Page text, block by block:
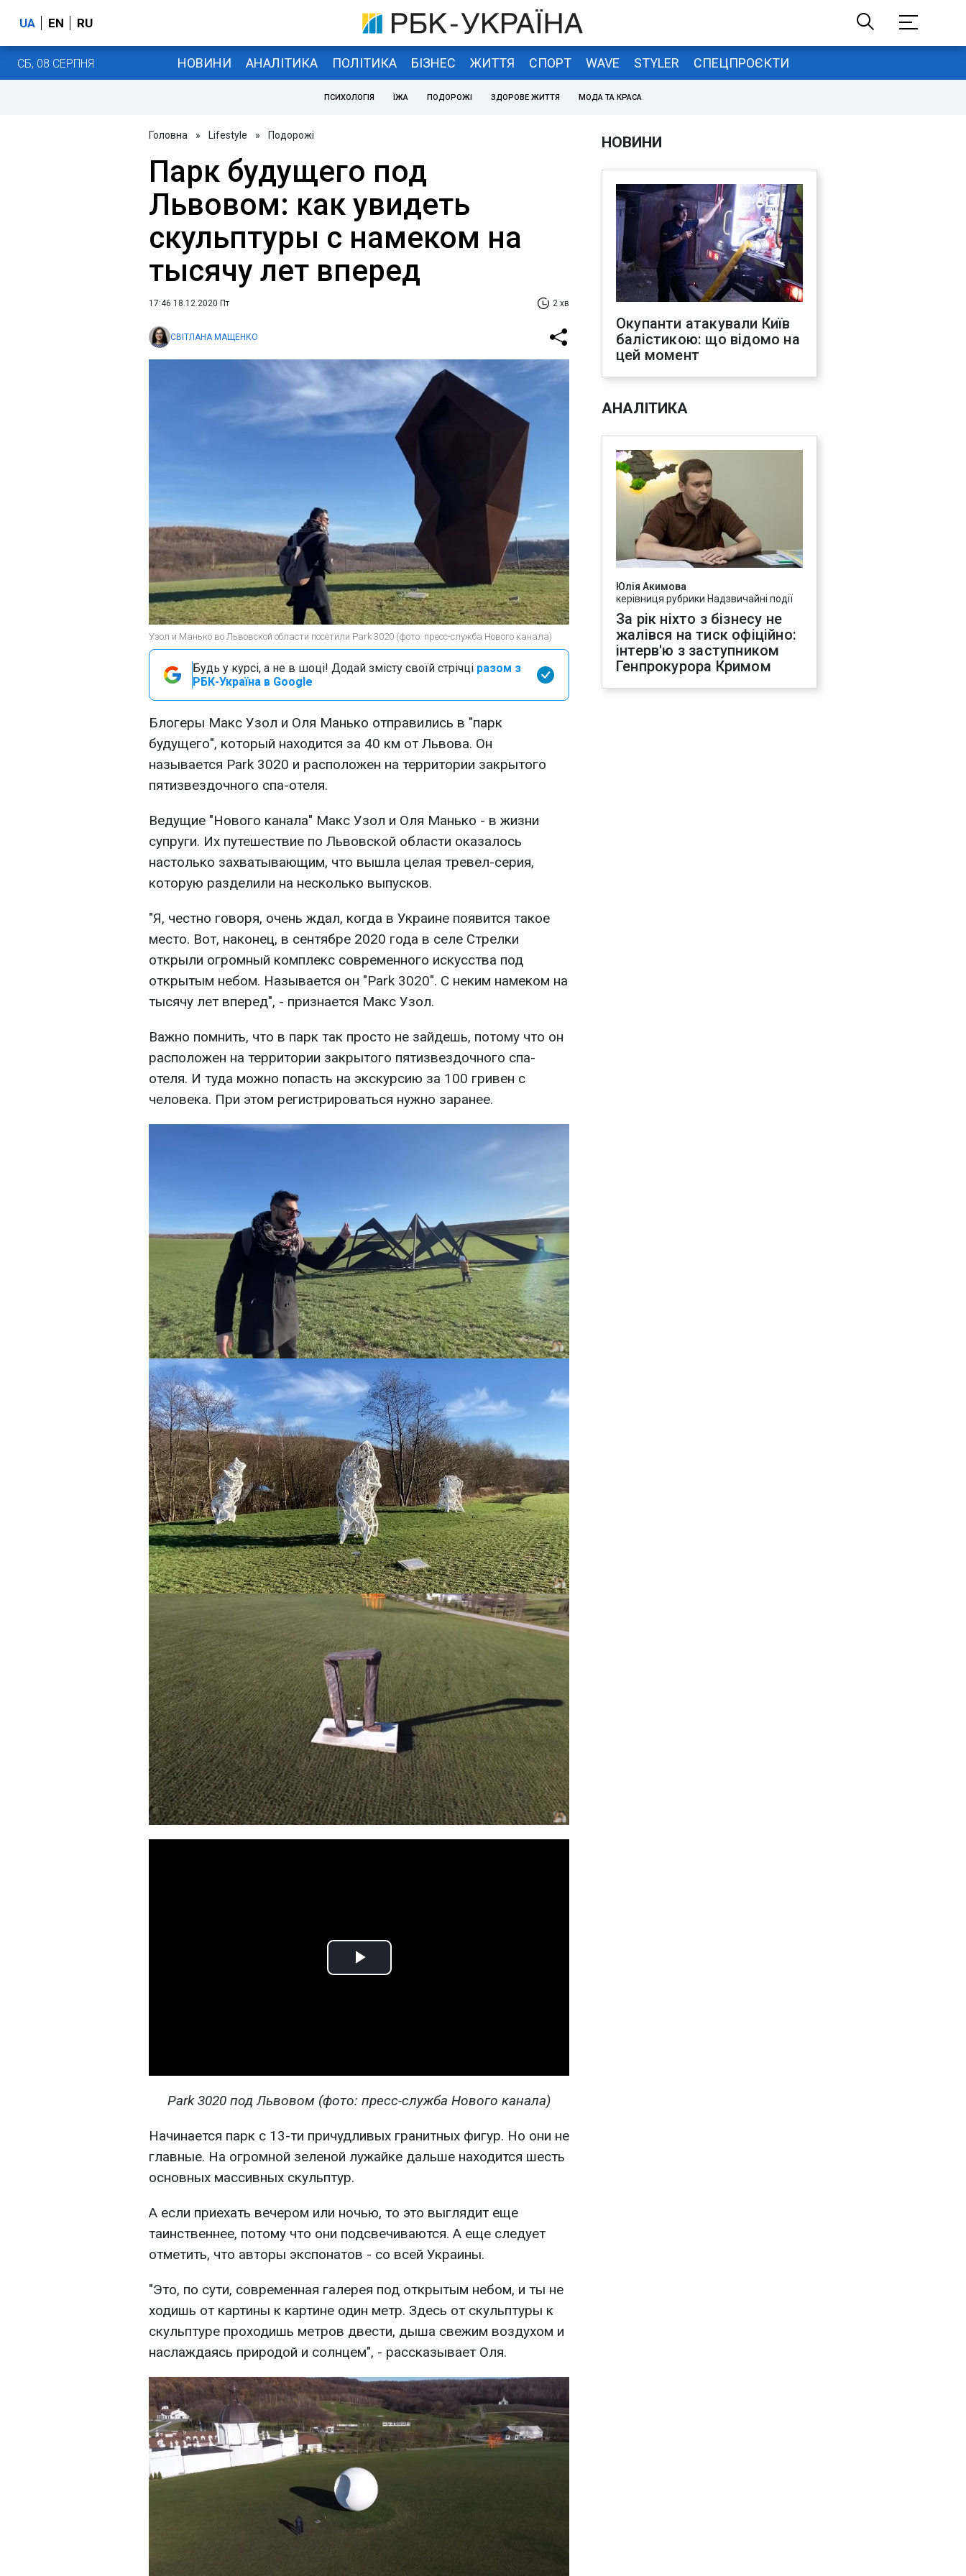
UA EN RU
СБ, 08 СЕРПНЯ НОВИНИ АНАЛІТИКА ПОЛІТИКА БІЗНЕС ЖИТТЯ СПОРТ WAVE STYLER СПЕЦПРОЄКТИ
ПСИХОЛОГІЯ ЇЖА ПОДОРОЖІ ЗДОРОВЕ ЖИТТЯ МОДА ТА КРАСА
Головна » Lifestyle » Подорожі
Парк будущего под
Львовом: как увидеть
скульптуры с намеком на
тысячу лет вперед
17:46 18.12.2020 Пт 2 хв
СВІТЛАНА МАЩЕНКО
Узол и Манько во Львовской области посетили Park 3020 (фото: пресс-служба Нового канала)
Будь у курсі, а не в шоці! Додай змісту своїй стрічці разом з
РБК-Україна в Google
Блогеры Макс Узол и Оля Манько отправились в "парк
будущего", который находится за 40 км от Львова. Он
называется Park 3020 и расположен на территории закрытого
пятизвездочного спа-отеля.
Ведущие "Нового канала" Макс Узол и Оля Манько - в жизни
супруги. Их путешествие по Львовской области оказалось
настолько захватывающим, что вышла целая тревел-серия,
которую разделили на несколько выпусков.
"Я, честно говоря, очень ждал, когда в Украине появится такое
место. Вот, наконец, в сентябре 2020 года в селе Стрелки
открыли огромный комплекс современного искусства под
открытым небом. Называется он "Park 3020". С неким намеком на
тысячу лет вперед", - признается Макс Узол.
Важно помнить, что в парк так просто не зайдешь, потому что он
расположен на территории закрытого пятизвездочного спа-
отеля. И туда можно попасть на экскурсию за 100 гривен с
человека. При этом регистрироваться нужно заранее.
Play
Park 3020 под Львовом (фото: пресс-служба Нового канала)
Начинается парк с 13-ти причудливых гранитных фигур. Но они не
главные. На огромной зеленой лужайке дальше находится шесть
основных массивных скульптур.
А если приехать вечером или ночью, то это выглядит еще
таинственнее, потому что они подсвечиваются. А еще следует
отметить, что авторы экспонатов - со всей Украины.
"Это, по сути, современная галерея под открытым небом, и ты не
ходишь от картины к картине один метр. Здесь от скульптуры к
скульптуре проходишь метров двести, дыша свежим воздухом и
наслаждаясь природой и солнцем", - рассказывает Оля.
НОВИНИ
Окупанти атакували Київ
балістикою: що відомо на
цей момент
АНАЛІТИКА
Юлія Акимова
керівниця рубрики Надзвичайні події
За рік ніхто з бізнесу не
жалівся на тиск офіційно:
інтерв'ю з заступником
Генпрокурора Кримом